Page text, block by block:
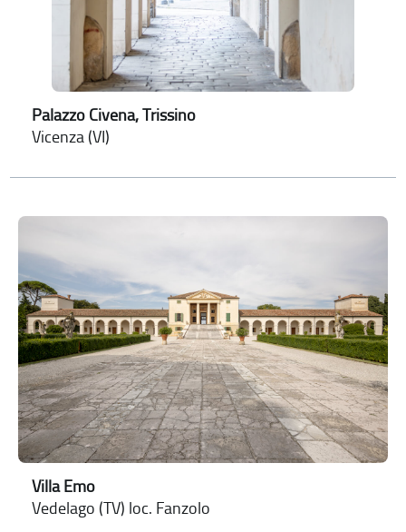
Palazzo Civena, Trissino
Vicenza (VI)
Villa Emo
Vedelago (TV) loc. Fanzolo